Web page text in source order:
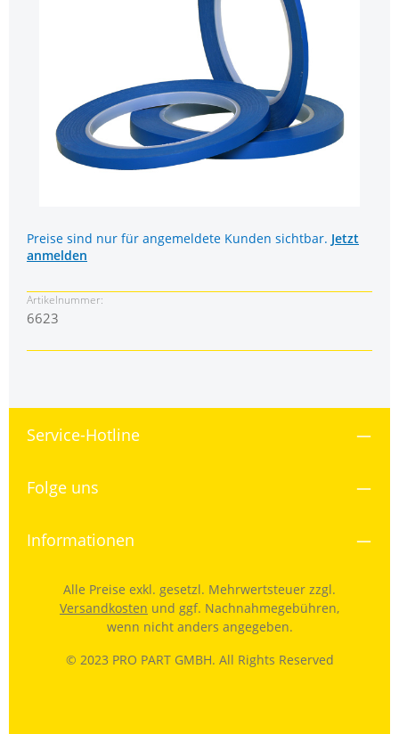
Preise sind nur für angemeldete Kunden sichtbar. Jetzt
anmelden
Artikelnummer:
6623
Service-Hotline
Folge uns
Informationen
© 2023 PRO PART GMBH. All Rights Reserved
Alle Preise exkl. gesetzl. Mehrwertsteuer zzgl.
Versandkosten und ggf. Nachnahmegebühren,
wenn nicht anders angegeben.